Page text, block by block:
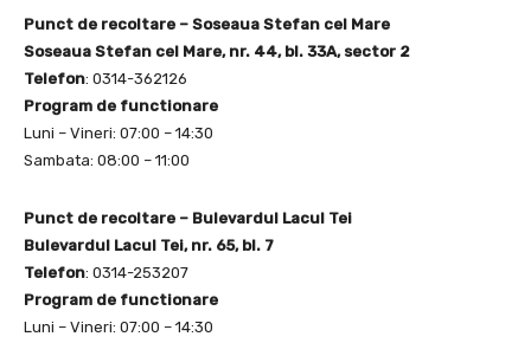
Punct de recoltare – Soseaua Stefan cel Mare
Soseaua Stefan cel Mare, nr. 44, bl. 33A, sector 2
Telefon: 0314-362126
Program de functionare
Luni – Vineri: 07:00 – 14:30
Sambata: 08:00 – 11:00
Punct de recoltare – Bulevardul Lacul Tei
Bulevardul Lacul Tei, nr. 65, bl. 7
Telefon: 0314-253207
Program de functionare
Luni – Vineri: 07:00 – 14:30